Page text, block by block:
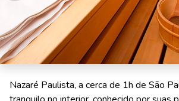
Nazaré Paulista, a cerca de 1h de São